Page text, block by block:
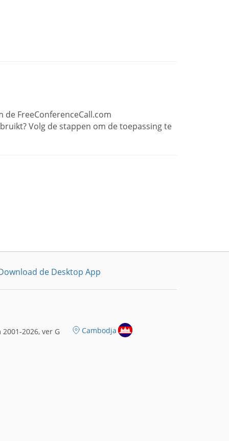
de FreeConferenceCall.com
Volg de stappen om de toepassing te
de Desktop App
2026, ver G Cambodja